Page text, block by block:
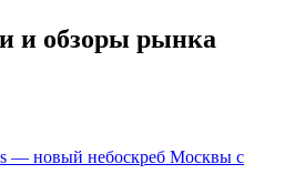
и обзоры рынка
— новый небоскреб Москвы с